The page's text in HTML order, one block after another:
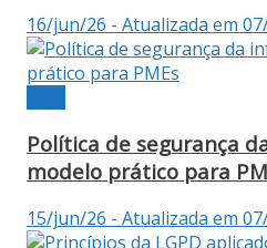
16/jun/26 - Atualizada em
Política de segurança
modelo prático para
15/jun/26 - Atualizada em